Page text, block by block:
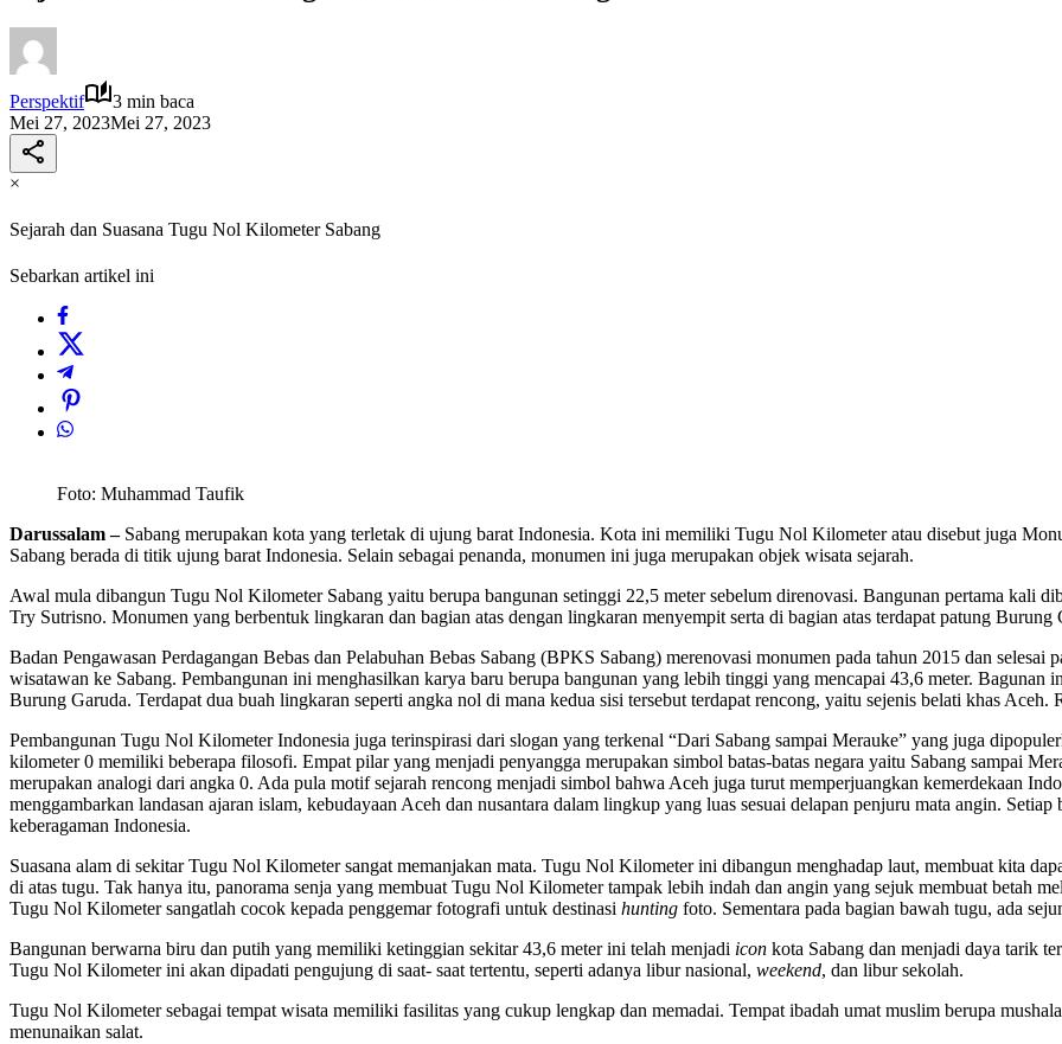
Perspektif
3 min baca
Mei 27, 2023Mei 27, 2023
×
Sejarah dan Suasana Tugu Nol Kilometer Sabang
Sebarkan artikel ini
Foto: Muhammad Taufik
Darussalam –Sabang merupakan kota yang terletak di ujung barat Indonesia. Kota ini memiliki Tugu Nol Kilometer atau disebut juga
Sabang berada di titik ujung barat Indonesia. Selain sebagai penanda, monumen ini juga merupakan objek wisata sejarah.
Awal mula dibangun Tugu Nol Kilometer Sabang yaitu berupa bangunan setinggi 22,5 meter sebelum direnovasi. Bangunan pertama kali
Try Sutrisno. Monumen yang berbentuk lingkaran dan bagian atas dengan lingkaran menyempit serta di bagian atas terdapat patung Burung
Badan Pengawasan Perdagangan Bebas dan Pelabuhan Bebas Sabang (BPKS Sabang) merenovasi monumen pada tahun 2015 dan
wisatawan ke Sabang. Pembangunan ini menghasilkan karya baru berupa bangunan yang lebih tinggi yang mencapai 43,6 meter.
Burung Garuda. Terdapat dua buah lingkaran seperti angka nol di mana kedua sisi tersebut terdapat rencong, yaitu sejenis belati khas
Pembangunan Tugu Nol Kilometer Indonesia juga terinspirasi dari slogan yang terkenal “Dari Sabang sampai Merauke” yang juga
kilometer 0 memiliki beberapa filosofi. Empat pilar yang menjadi penyangga merupakan simbol batas-batas negara yaitu Sabang sampai
merupakan analogi dari angka 0. Ada pula motif sejarah rencong menjadi simbol bahwa Aceh juga turut memperjuangkan kemerdekaan
menggambarkan landasan ajaran islam, kebudayaan Aceh dan nusantara dalam lingkup yang luas sesuai delapan penjuru mata angin.
keberagaman Indonesia.
Suasana alam di sekitar Tugu Nol Kilometer sangat memanjakan mata. Tugu Nol Kilometer ini dibangun menghadap laut, membuat kita
di atas tugu. Tak hanya itu, panorama senja yang membuat Tugu Nol Kilometer tampak lebih indah dan angin yang sejuk membuat betah
Tugu Nol Kilometer sangatlah cocok kepada penggemar fotografi untuk destinasi hunting foto. Sementara pada bagian bawah tugu, ada
Bangunan berwarna biru dan putih yang memiliki ketinggian sekitar 43,6 meter ini telah menjadi icon kota Sabang dan menjadi daya tarik
Tugu Nol Kilometer ini akan dipadati pengujung di saat- saat tertentu, seperti adanya libur nasional, weekend, dan libur sekolah.
Tugu Nol Kilometer sebagai tempat wisata memiliki fasilitas yang cukup lengkap dan memadai. Tempat ibadah umat muslim berupa
menunaikan salat.